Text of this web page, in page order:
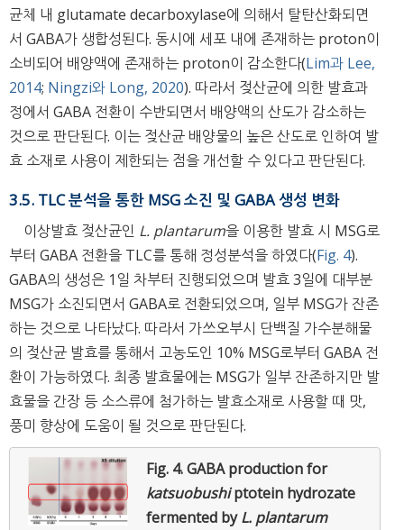
균체 내 glutamate decarboxylase에 의해서 탈탄산화되면
서 GABA가 생합성된다. 동시에 세포 내에 존재하는 proton이
소비되어 배양액에 존재하는 proton이 감소한다(Lim과 Lee,
2014; Ningzi와 Long, 2020). 따라서 젖산균에 의한 발효과
정에서 GABA 전환이 수반되면서 배양액의 산도가 감소하는
것으로 판단된다. 이는 젖산균 배양물의 높은 산도로 인하여 발
효 소재로 사용이 제한되는 점을 개선할 수 있다고 판단된다.
3.5. TLC 분석을 통한 MSG 소진 및 GABA 생성 변화
이상발효 젖산균인 L. plantarum을 이용한 발효 시 MSG로
부터 GABA 전환을 TLC를 통해 정성분석을 하였다(Fig. 4).
GABA의 생성은 1일 차부터 진행되었으며 발효 3일에 대부분
MSG가 소진되면서 GABA로 전환되었으며, 일부 MSG가 잔존
하는 것으로 나타났다. 따라서 가쓰오부시 단백질 가수분해물
의 젖산균 발효를 통해서 고농도인 10% MSG로부터 GABA 전
환이 가능하였다. 최종 발효물에는 MSG가 일부 잔존하지만 발
효물을 간장 등 소스류에 첨가하는 발효소재로 사용할 때 맛,
풍미 향상에 도움이 될 것으로 판단된다.
Fig. 4.GABA production for
katsuobushiptotein hydrozate
fermented byL. plantarum